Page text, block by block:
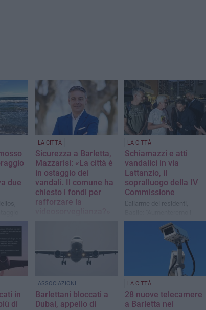
due
LA CITTÀ
Sicurezza a Barletta,
Mazzarisi: «La città è
in ostaggio dei
vandali. Il comune ha
chiesto i fondi per
rafforzare la
Mazzarisi, dopo gli ultimi
episodi di vandalismo
registrati nel centro
LA CITTÀ
Schiamazzi e atti
vandalici in via
Lattanzio, il
sopralluogo della IV
Commissione
L'allarme dei residenti,
controlli"
in
di
ASSOCIAZIONI
Barlettani bloccati a
Dubai, appello di
LA CITTÀ
28 nuove telecamere
a Barletta nei